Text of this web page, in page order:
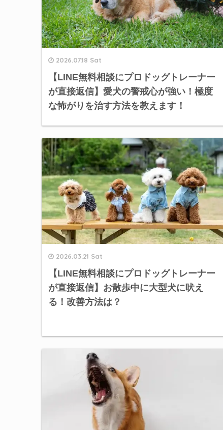
2026.07.18 Sat
【LINE無料相談にプロドッグトレーナー
が直接返信】愛犬の警戒心が強い！極度
な怖がりを治す方法を教えます！
2026.03.21 Sat
【LINE無料相談にプロドッグトレーナー
が直接返信】お散歩中に大型犬に吠え
る！改善方法は？